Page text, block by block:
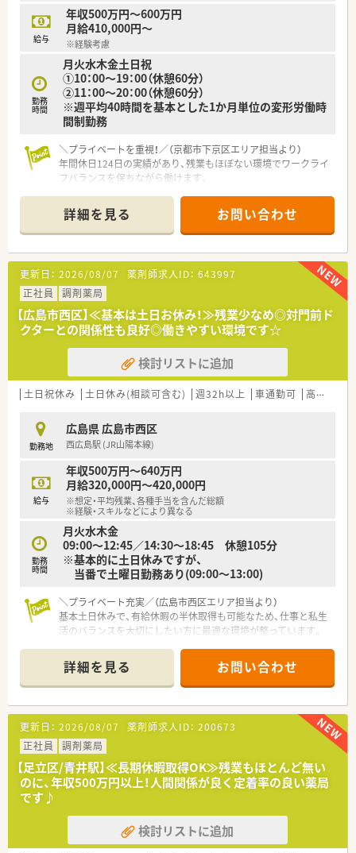
給与
年収500万円～600万円
月給410,000円～
※経験考慮
勤務
時間
月火水木金土日祝
①10：00～19：00（休憩60分）
②11：00～20：00（休憩60分）
※週平均40時間を基本とした1か月単位の変形労働時
間制勤務
＼プライベートを重視！／（京都市下京区エリア担当より）
年間休日124日の実績があり、残業もほぼない環境でワークライ
フバランスを保ちながら働けます。
【店舗情報と応需状況について】
■阪急京都本線の烏丸駅から徒歩1分という非常に通勤しやすい
好立地です。
■精神科・心療内科メインで内科や小児科なども応需し、1日あ
たり100枚程度の処方箋を受け付けております。
■薬剤師は常勤3名体制での勤務を予定しており、複数の医療事
務スタッフが在籍して業務をサポートします。
【法人特徴について】
■病院経営のコンサルティング事業を母体としており、医療分野
で手広く事業を展開する安定した経営基盤の企業です。
■何もないところから新しい価値を創造するという理念を掲げ、
常に革新的な挑戦を続けて成長を遂げている法人です。
今後も安定した事業拡大が大きく期待されております。
【こんな方にオススメ】
■年間休日は120日以上で完全週休2日制のため、ワークライフ
バランスを重視して無理なく長く働きたい方に最適な環境で
す。
■駅から徒歩1分というアクセスの良さに魅力を感じ、毎日の通
です。
■新しい挑戦を続ける法人のもとで、心療内科メインの処方箋に
対応しながら薬剤師としての専門性を磨いていきたい方に最適
です。
詳細を見る お問い合わせ
更新日： 2026/08/07 薬剤師求人ID： 643997
正社員
調剤薬局
【広島市西区】≪基本は土日お休み！≫残業少なめ◎対門前ド
クターとの関係性も良好◎働きやすい環境です☆
検討リストに追加
土日祝休み 土日休み(相談可含む) 週32h以上 車通勤可 高給与(600万円以上)
勤務地
広島県 広島市西区
西広島駅 (JR山陽本線)
給与
年収500万円～640万円
月給320,000円～420,000円
※想定・平均残業、各種手当を含んだ総額
※経験・スキルなどにより異なる
勤務
時間
月火水木金
09:00～12:45／14:30～18:45 休憩105分
※基本的に土日休みですが、
当番で土曜日勤務あり(09:00～13:00)
＼プライベート充実／（広島市西区エリア担当より）
基本土日休みで、有給休暇の半休取得も可能なため、仕事と私生
活のバランスを大切にしたい方に最適な環境が整っています。
【店舗情報と応需状況について】
■JR山陽本線「西広島駅」より徒歩14分ほどの場所にあります。
■内科・小児科の処方箋をメインに、1日あたり30～40枚を応需
しています。
■広島では貴重な土日休みで、プライベートの予定も立てやすい
です。
【法人特徴について】
■広島県を中心に約30店舗展開しており、クリニックの門前薬
局が多いです。
績は好調です。
■患者様ファーストを心がけ、当たり前のことを当たり前に徹底
する組織作りを目指しています。
詳細を見る お問い合わせ
更新日： 2026/08/07 薬剤師求人ID： 200673
正社員
調剤薬局
【足立区/青井駅】≪長期休暇取得OK≫残業もほとんど無い
のに、年収500万円以上！人間関係が良く定着率の良い薬局
です♪
検討リストに追加